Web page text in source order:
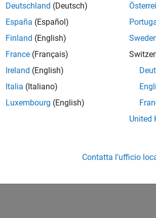
Deutschland (Deutsch)
España (Español)
Finland (English)
France (Français)
Ireland (English)
Italia (Italiano)
Luxembourg (English)
United
Contatta l’ufficio